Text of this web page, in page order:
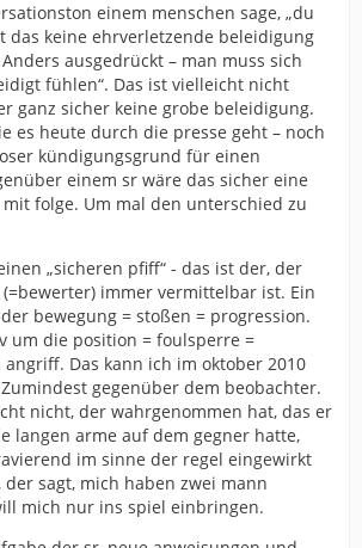
einem menschen sage, „du
das keine ehrverletzende beleidigung
ausgedrückt – man muss sich
fühlen“. Das ist vielleicht nicht
ganz sicher keine grobe beleidigung.
es heute durch die presse geht – noch
kündigungsgrund für einen
einem sr wäre das sicher eine
folge. Um mal den unterschied zu
„sicheren pfiff“ - das ist der, der
immer vermittelbar ist. Ein
bewegung = stoßen = progression.
um die position = foulsperre =
Das kann ich im oktober 2010
gegenüber dem beobachter.
nicht, der wahrgenommen hat, das er
langen arme auf dem gegner hatte,
im sinne der regel eingewirkt
sagt, mich haben zwei mann
mich nur ins spiel einbringen.